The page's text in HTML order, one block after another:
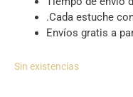
.Cada estuche
Envíos gratis a
Sin existencias